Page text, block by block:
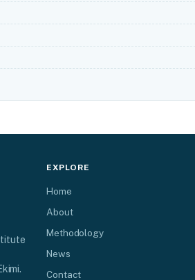
EXPLORE
Home
About
Methodology
News
Contact